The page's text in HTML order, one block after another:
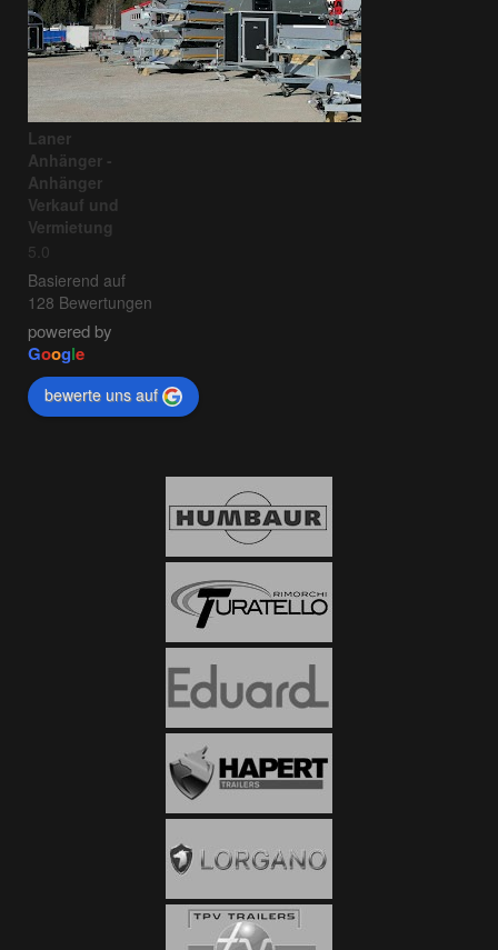
Laner
Anhänger -
Anhänger
Verkauf und
Vermietung
5.0
Basierend auf
128 Bewertungen
powered by
Google
bewerte uns auf